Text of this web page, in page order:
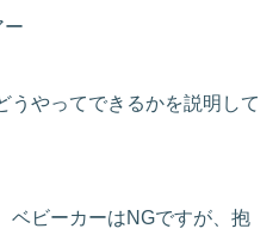
ー
うやってできるかを説明して
ベビーカーはNGですが、抱